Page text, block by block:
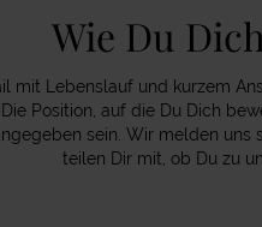
Wie Du
mit Lebenslauf und kurzem
Position, auf die Du Dich
sein. Wir melden
teilen Dir mit, ob Du zu